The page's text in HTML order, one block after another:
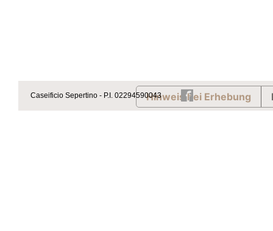
Caseificio Sepertino - P.I. 02294590043Hinweis bei Erhebung